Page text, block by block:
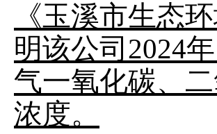
《玉溪市生态
明该公司 2024年
气一氧化碳、
浓度。